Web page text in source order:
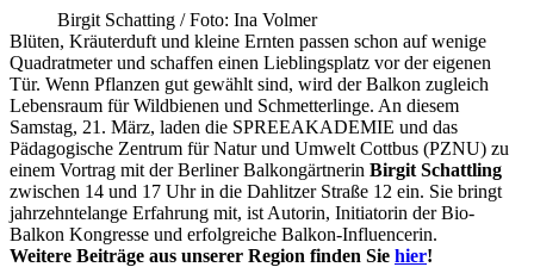
Birgit Schatting / Foto: Ina Volmer
Blüten, Kräuterduft und kleine Ernten passen schon auf wenige
Quadratmeter und schaffen einen Lieblingsplatz vor der eigenen
Tür. Wenn Pflanzen gut gewählt sind, wird der Balkon zugleich
Lebensraum für Wildbienen und Schmetterlinge. An diesem
Samstag, 21. März, laden die SPREEAKADEMIE und das
Pädagogische Zentrum für Natur und Umwelt Cottbus (PZNU) zu
einem Vortrag mit der Berliner Balkongärtnerin Birgit Schattling
zwischen 14 und 17 Uhr in die Dahlitzer Straße 12 ein. Sie bringt
jahrzehntelange Erfahrung mit, ist Autorin, Initiatorin der Bio-
Balkon Kongresse und erfolgreiche Balkon-Influencerin.
Weitere Beiträge aus unserer Region finden Sie hier!